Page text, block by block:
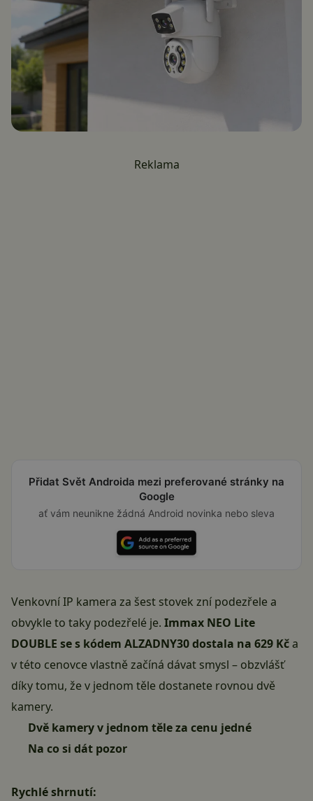
Reklama
Přidat Svět Androida mezi preferované stránky na
Google
ať vám neunikne žádná Android novinka nebo sleva
Venkovní IP kamera za šest stovek zní podezřele a
obvykle to taky podezřelé je. Immax NEO Lite
DOUBLE se s kódem ALZADNY30 dostala na 629 Kča
v této cenovce vlastně začíná dávat smysl – obzvlášť
díky tomu, že v jednom těle dostanete rovnou dvě
kamery.
Dvě kamery v jednom těle za cenu jedné
Na co si dát pozor
Rychlé shrnutí: